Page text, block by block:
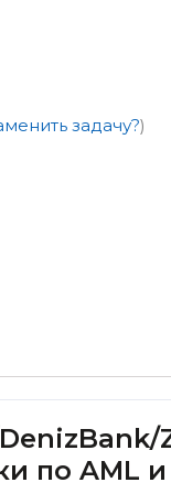
задачу?)
по AML